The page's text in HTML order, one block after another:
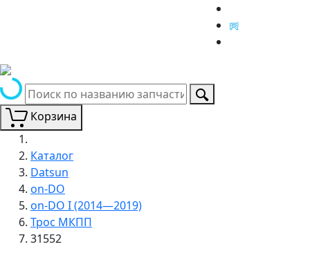
Корзина
Каталог
Datsun
on-DO
on-DO I (2014—2019)
Трос МКПП
31552